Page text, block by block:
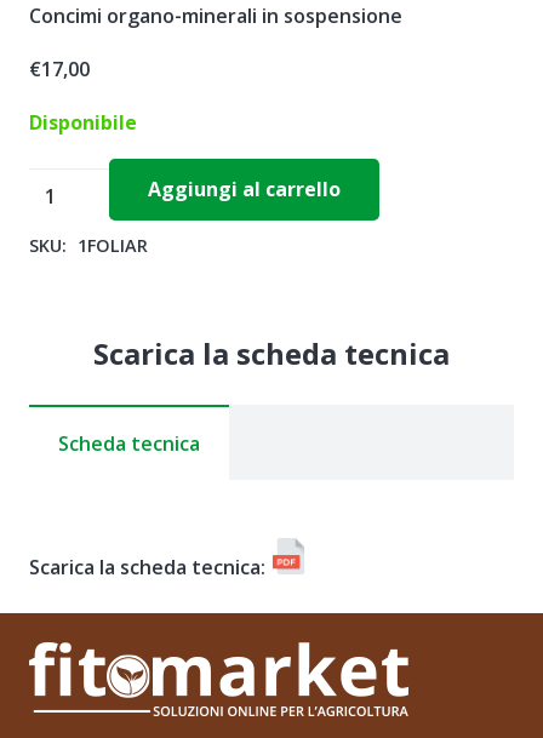
Concimi organo-minerali in sospensione
€17,00
Disponibile
FOLIAR
18.18.18
Fert
Aggiungi al carrello
SKU: 1FOLIAR
Scarica la scheda tecnica
Scheda tecnica
Scarica la scheda tecnica: